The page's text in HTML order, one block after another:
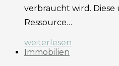
verbraucht wird. Diese
Ressource…
weiterlesen
Immobilien